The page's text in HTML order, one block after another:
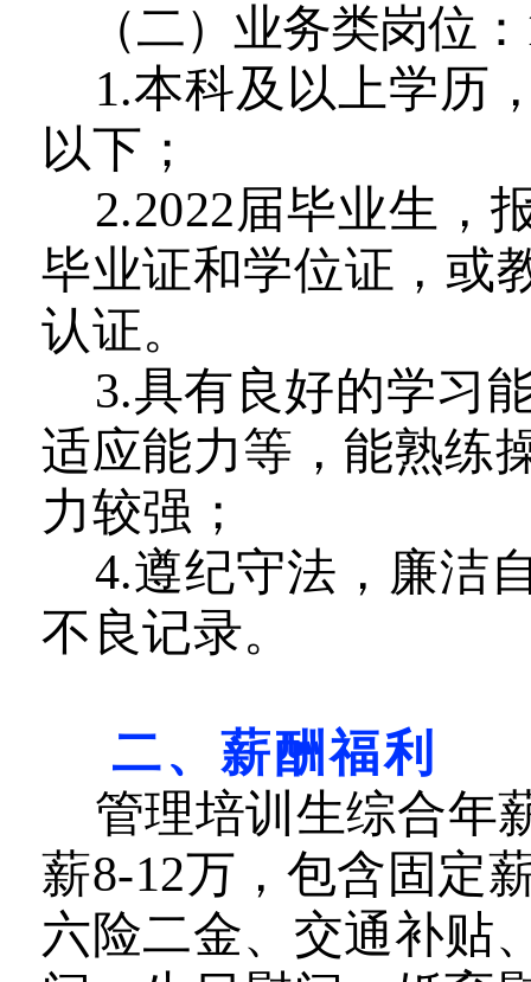
（二）业务类岗位 ：
1.本科及以上学历
以下；
2.2022届毕业生，
毕业证和学位证，或
认证。
3.具有良好的学习
适应能力等，能熟练
力较强；
4.遵纪守法，廉洁
不良记录。
二、薪酬福利
管理培训生综合年
薪8-12万，包含固定
六险二金、交通补贴